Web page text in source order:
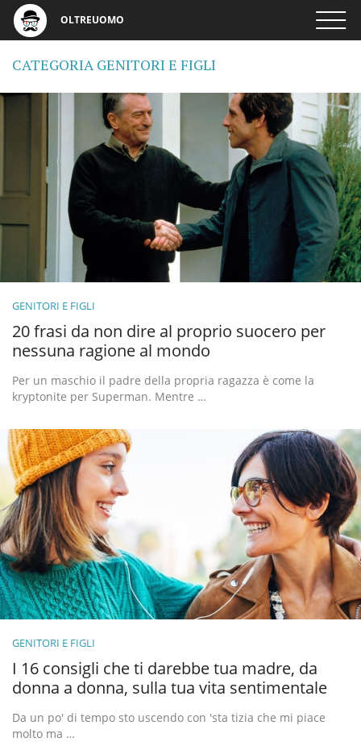
OLTREUOMO
CATEGORIA GENITORI E FIGLI
GENITORI E FIGLI
20 frasi da non dire al proprio suocero per
nessuna ragione al mondo
Per un maschio il padre della propria ragazza è come la
kryptonite per Superman. Mentre …
GENITORI E FIGLI
I 16 consigli che ti darebbe tua madre, da
donna a donna, sulla tua vita sentimentale
Da un po' di tempo sto uscendo con 'sta tizia che mi piace
molto ma …